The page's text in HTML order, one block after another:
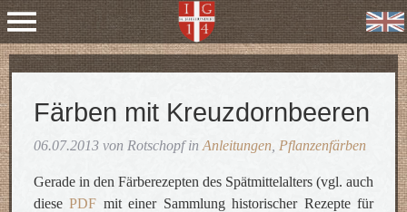
Färben mit Kreuzdornbeeren
06.07.2013 von Rotschopf in Anleitungen Pflanzenfärben
Gerade in den Färberezepten des Spätmittelalters (vgl. auch
diesePDF mit einer Sammlung historischer Rezepte für